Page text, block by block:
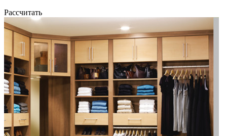
Рассчитать